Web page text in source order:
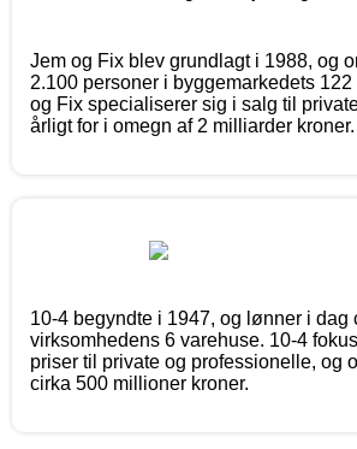
Jem og Fix blev grundlagt i 1988, og
2.100 personer i byggemarkedets
og Fix specialiserer sig i salg til
årligt for i omegn af 2 milliarder kroner.
10-4 begyndte i 1947, og lønner i dag
virksomhedens 6 varehuse. 10-4
priser til private og professionelle, og
cirka 500 millioner kroner.